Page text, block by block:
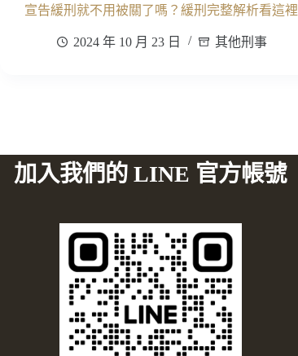
宣告緩刑就不用被關了嗎？緩刑完整解析看這裡
2024 年 10 月 23 日 其他刑事
加入我們的 LINE 官方帳號